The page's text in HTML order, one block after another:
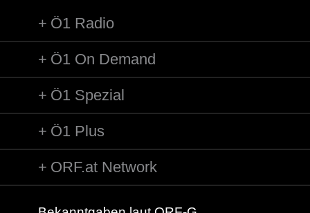
Ö1 Radio
Ö1 On Demand
Ö1 Spezial
Ö1 Plus
ORF.at Network